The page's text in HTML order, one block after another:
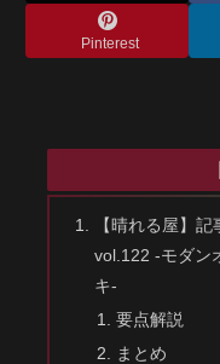
Pinterest
【晴れる屋】
vol.122 -モダン
キ-
要点解説
まとめ